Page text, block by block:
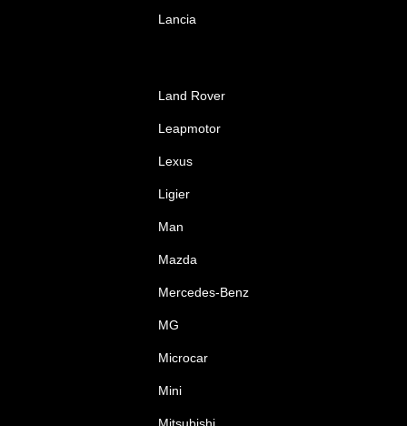
Lancia
Land Rover
Leapmotor
Lexus
Ligier
Man
Mazda
Mercedes-Benz
MG
Microcar
Mini
Mitsubishi